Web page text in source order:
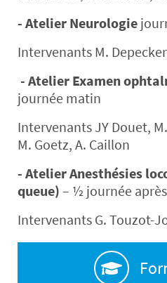
- Atelier Neurologie
Intervenants M.
- Atelier Examen
journée matin
Intervenants JY Douet,
M. Goetz, A. Caillon
- Atelier Anesthésies
queue) – ½ journée
Intervenants G. Touzot-